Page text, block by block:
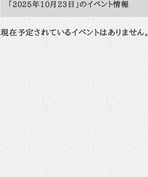
「2025年10月23日」のイベント情報
現在予定されているイベントはありません。